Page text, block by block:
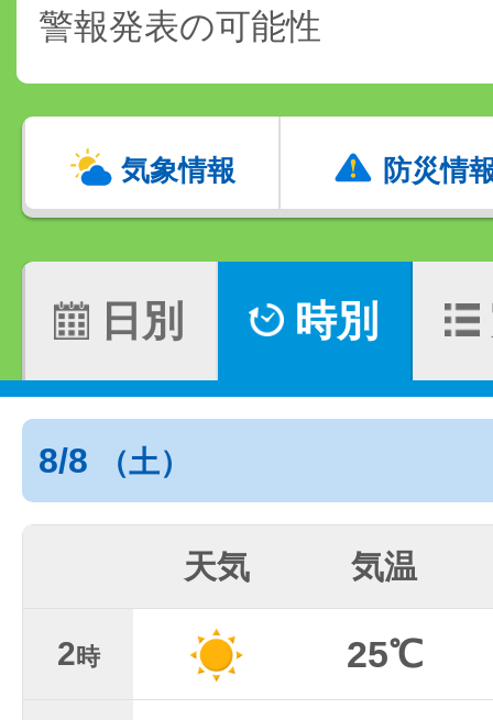
警報発表の可能性
気象情報 防災情
日別 時別
8/8 （土）
天気 気温
2時 25℃